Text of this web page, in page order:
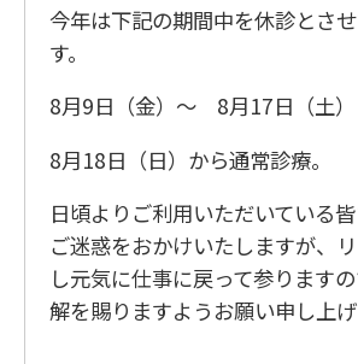
今年は下記の期間中を休診とさ
す。
8月9日（金）～ 8月17日（土）
8月18日（日）から通常診療。
日頃よりご利用いただいている
ご迷惑をおかけいたしますが、
し元気に仕事に戻って参ります
解を賜りますようお願い申し上げ